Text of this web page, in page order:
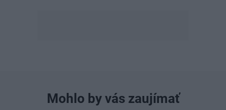
Mohlo by vás zaujímať